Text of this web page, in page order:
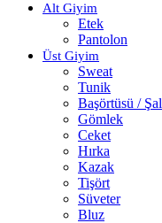
Alt Giyim
Etek
Pantolon
Üst Giyim
Sweat
Tunik
Başörtüsü / Şal
Gömlek
Ceket
Hırka
Kazak
Tişört
Süveter
Bluz